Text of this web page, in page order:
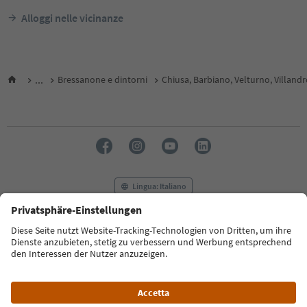
Alloggi nelle vicinanze
... Bressanone e dintorni Chiusa, Barbiano, Velturno,
Lingua: Italiano
FAQ Contatti Press MICE
Privacy Policy
Termini e condizioni
Crediti
Cookie Policy
Alto Adige B2B